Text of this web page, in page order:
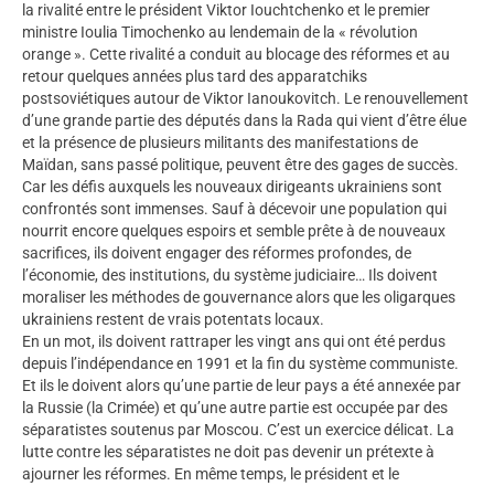
la rivalité entre le président Viktor Iouchtchenko et le premier
ministre Ioulia Timochenko au lendemain de la « révolution
orange ». Cette rivalité a conduit au blocage des réformes et au
retour quelques années plus tard des apparatchiks
postsoviétiques autour de Viktor Ianoukovitch. Le renouvellement
d’une grande partie des députés dans la Rada qui vient d’être élue
et la présence de plusieurs militants des manifestations de
Maïdan, sans passé politique, peuvent être des gages de succès.
Car les défis auxquels les nouveaux dirigeants ukrainiens sont
confrontés sont immenses. Sauf à décevoir une population qui
nourrit encore quelques espoirs et semble prête à de nouveaux
sacrifices, ils doivent engager des réformes profondes, de
l’économie, des institutions, du système judiciaire… Ils doivent
moraliser les méthodes de gouvernance alors que les oligarques
ukrainiens restent de vrais potentats locaux.
En un mot, ils doivent rattraper les vingt ans qui ont été perdus
depuis l’indépendance en 1991 et la fin du système communiste.
Et ils le doivent alors qu’une partie de leur pays a été annexée par
la Russie (la Crimée) et qu’une autre partie est occupée par des
séparatistes soutenus par Moscou. C’est un exercice délicat. La
lutte contre les séparatistes ne doit pas devenir un prétexte à
ajourner les réformes. En même temps, le président et le